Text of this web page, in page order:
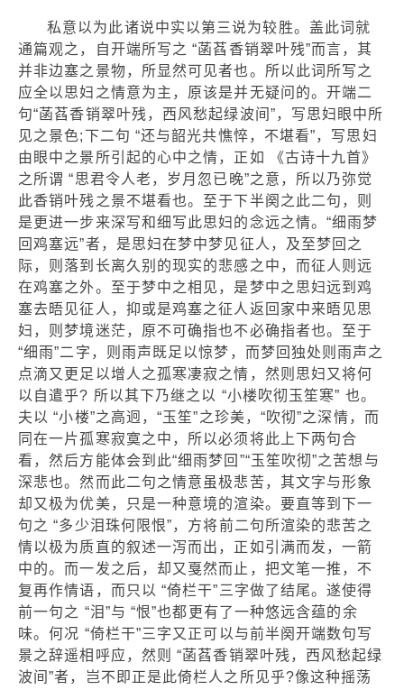
私意以为此诸说中实以第三说为较胜。盖此词就
通篇观之，自开端所写之 “菡萏香销翠叶残”而言，其
并非边塞之景物，所显然可见者也。所以此词所写之
应全以思妇之情意为主，原该是并无疑问的。开端二
句“菡萏香销翠叶残，西风愁起绿波间”，写思妇眼中所
见之景色;下二句 “还与韶光共憔悴，不堪看”，写思妇
由眼中之景所引起的心中之情，正如 《古诗十九首》
之所谓 “思君令人老，岁月忽已晚”之意，所以乃弥觉
此香销叶残之景不堪看也。至于下半阕之此二句，则
是更进一步来深写和细写此思妇的念远之情。“细雨梦
回鸡塞远”者，是思妇在梦中梦见征人，及至梦回之
际，则落到长离久别的现实的悲感之中，而征人则远
在鸡塞之外。至于梦中之相见，是梦中之思妇远到鸡
塞去晤见征人，抑或是鸡塞之征人返回家中来晤见思
妇，则梦境迷茫，原不可确指也不必确指者也。至于
“细雨”二字，则雨声既足以惊梦，而梦回独处则雨声之
点滴又更足以增人之孤寒凄寂之情，然则思妇又将何
以自遣乎? 所以其下乃继之以 “小楼吹彻玉笙寒” 也。
夫以 “小楼”之高迥，“玉笙”之珍美，“吹彻”之深情，而
同在一片孤寒寂寞之中，所以必须将此上下两句合
看，然后方能体会到此“细雨梦回”“玉笙吹彻”之苦想与
深悲也。然而此二句之情意虽极悲苦，其文字与形象
却又极为优美，只是一种意境的渲染。要直等到下一
句之 “多少泪珠何限恨”，方将前二句所渲染的悲苦之
情以极为质直的叙述一泻而出，正如引满而发，一箭
中的。而一发之后，却又戛然而止，把文笔一推，不
复再作情语，而只以 “倚栏干”三字做了结尾。遂使得
前一句之 “泪”与 “恨”也都更有了一种悠远含蕴的余
味。何况 “倚栏干”三字又正可以与前半阕开端数句写
景之辞遥相呼应，然则 “菡萏香销翠叶残，西风愁起绿
波间”者，岂不即正是此倚栏人之所见乎?像这种摇荡